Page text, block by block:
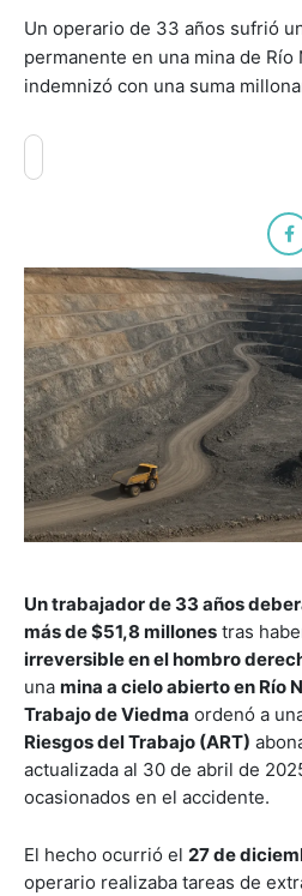
Un operario de 33 años sufrió
permanente en una mina de
indemnizó con una suma
Un trabajador de 33 años
más de $51,8 millones tras
irreversible en el hombro
una mina a cielo abierto en Río
Trabajo de Viedma ordenó a
Riesgos del Trabajo (ART)
actualizada al 30 de abril de
ocasionados en el accidente.
El hecho ocurrió el 27 de
operario realizaba tareas de